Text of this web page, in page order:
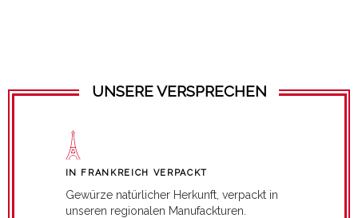
UNSERE VERSPRECHEN
IN FRANKREICH VERPACKT
Gewürze natürlicher Herkunft, verpackt in
unseren regionalen Manufackturen.